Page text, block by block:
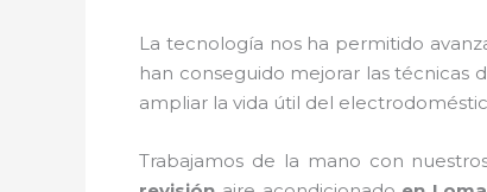
La tecnología nos ha permitido
han conseguido mejorar las
ampliar la vida útil del
Trabajamos de la mano con